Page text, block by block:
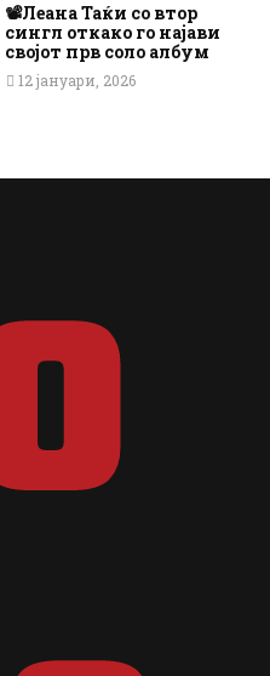
📽️Леана Таќи со втор
сингл откако го најави
својот прв соло албум
12 јануари, 2026